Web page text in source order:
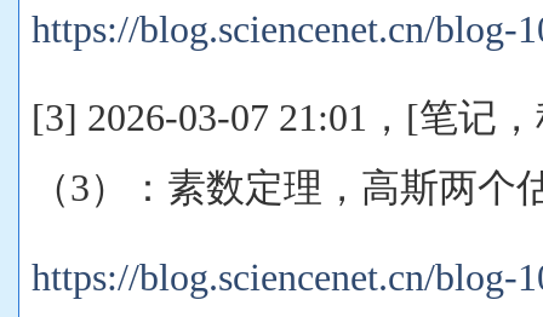
https://blog.sciencenet.cn/blog-
[3] 2026-03-07 21:01，[笔记
（3）：素数定理，高斯两个
https://blog.sciencenet.cn/blog-